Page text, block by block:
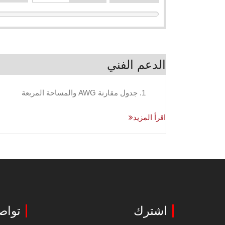
الدعم الفني
1. جدول مقارنة AWG والمساحة المربعة
اقرأ المزيد
اشترك